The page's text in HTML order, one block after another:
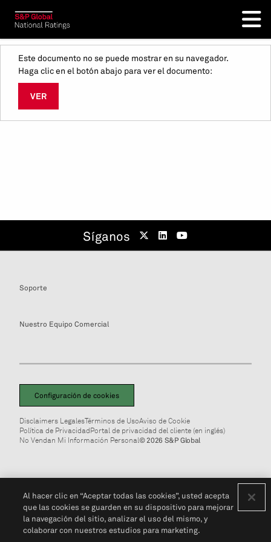
Este documento no se puede mostrar en su navegador.
Haga clic en el botón abajo para ver el documento:
VER
Síganos
Soporte
Nuestro Equipo Comercial
Configuración de cookies
Disclaimers LegalesTérminos de UsoAviso de Cookie
Política de PrivacidadPortal de privacidad del cliente (en inglés)
No Vendan Mi Información Personal© 2026 S&P Global
Al hacer clic en “Aceptar todas las cookies”, usted acepta
que las cookies se guarden en su dispositivo para mejorar
la navegación del sitio, analizar el uso del mismo, y
colaborar con nuestros estudios para marketing.